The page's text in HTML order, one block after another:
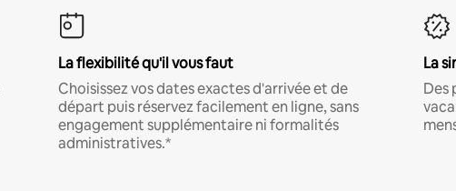
La flexibilité qu'il vous faut
Choisissez vos dates exactes d'arrivée et de
départ puis réservez facilement en ligne, sans
engagement supplémentaire ni formalités
administratives.*
La
Des